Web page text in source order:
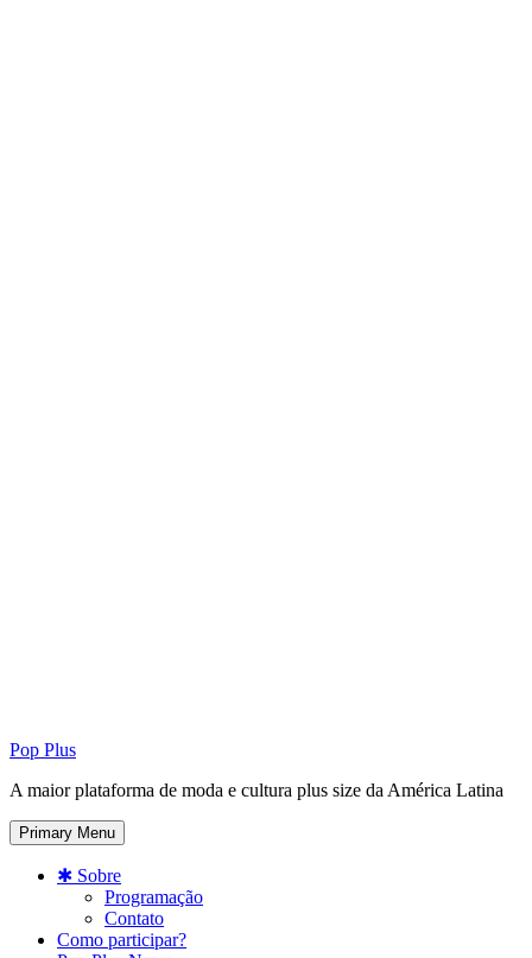
Pop Plus
A maior plataforma de moda e cultura plus size da América Latina
Primary Menu
✱ Sobre
Programação
Contato
Como participar?